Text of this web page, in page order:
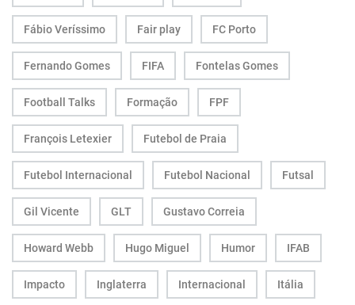
Fábio Veríssimo Fair play FC Porto
Fernando Gomes FIFA Fontelas Gomes
Football Talks Formação FPF
François Letexier Futebol de Praia
Futebol Internacional Futebol Nacional Futsal
Gil Vicente GLT Gustavo Correia
Howard Webb Hugo Miguel Humor IFAB
Impacto Inglaterra Internacional Itália